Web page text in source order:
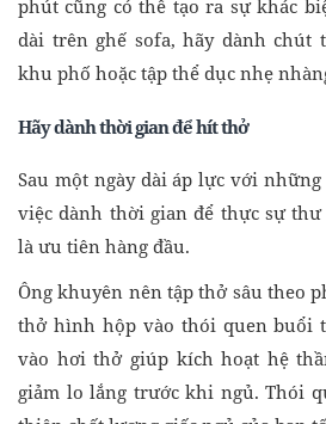
phút cũng có thể tạo ra sự khác
dài trên ghế sofa, hãy dành chút
khu phố hoặc tập thể dục nhẹ
Hãy dành thời gian để hít thở
Sau một ngày dài áp lực với
việc dành thời gian để thực sự
là ưu tiên hàng đầu.
Ông khuyên nên tập thở sâu theo
thở hình hộp vào thói quen buổi
vào hơi thở giúp kích hoạt hệ
giảm lo lắng trước khi ngủ. Thói